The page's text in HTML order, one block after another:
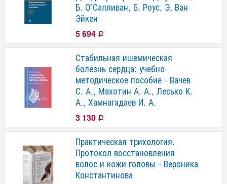
Б. О’Салливан, Б. Роус, Э. Ван
Эйкен
5 694 Р
Стабильная ишемическая
болезнь сердца: учебно-
методическое пособие - Вачев
С. А., Махотин А. А., Лесько К.
А., Хамнагадаев И. А.
3 130 Р
Практическая трихология.
Протокол восстановления
волос и кожи головы - Вероника
Константинова